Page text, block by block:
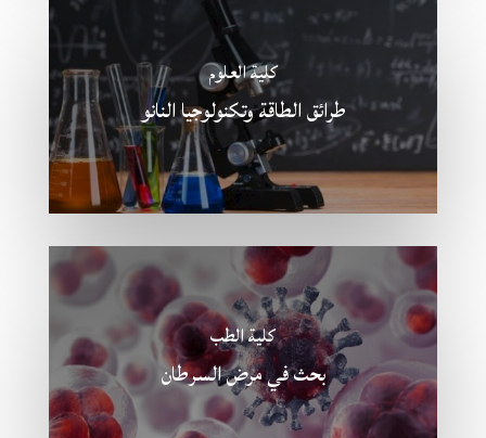
كلية العلوم
طرائق الطاقة وتكنولوجيا النانو
كلية الطب
بحث في مرض السرطان